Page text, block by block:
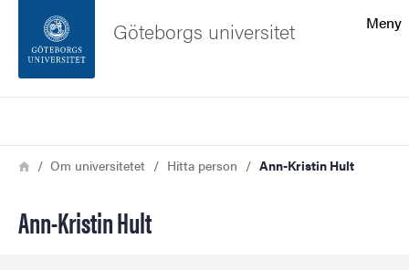
Sidfoten
Meny
Göteborgs universitet
Länkstig
HemOm universitetet Hitta person Ann-Kristin Hult
Ann-Kristin Hult